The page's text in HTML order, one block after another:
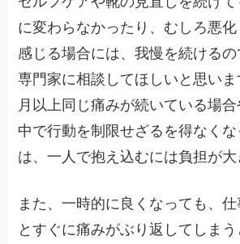
に変わらなかったり、むしろ悪
感じる場合には、我慢を続ける
専門家に相談してほしいと思い
月以上同じ痛みが続いている場
中で行動を制限せざるを得なく
は、一人で抱え込むには負担が大
また、一時的に良くなっても、
とすぐに痛みがぶり返してしま